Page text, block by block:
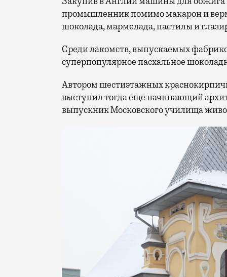
промышленник помимо макарон и
шоколада, мармелада, пастилы и
Среди лакомств, выпускаемых
суперпопулярное пасхальное
Автором шестиэтажных
выступил тогда еще начинающий
выпускник Московского училища